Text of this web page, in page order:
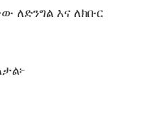
ለድንግል እና ለክቡር